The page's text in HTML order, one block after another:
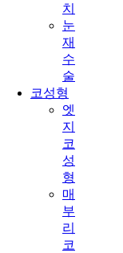
치
눈
재
수
술
코성형
엣
지
코
성
형
매
부
리
코